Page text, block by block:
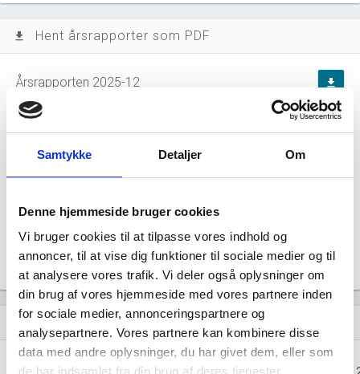
Samtykke Detaljer Om
Denne hjemmeside bruger cookies
Vi bruger cookies til at tilpasse vores indhold og
annoncer, til at vise dig funktioner til sociale medier og til
at analysere vores trafik. Vi deler også oplysninger om
din brug af vores hjemmeside med vores partnere inden
for sociale medier, annonceringspartnere og
analysepartnere. Vores partnere kan kombinere disse
data med andre oplysninger, du har givet dem, eller som
de har indsamlet fra din brug af deres tjenester.
file_download Hent årsrapporter som PDF
Årsrapporten 2025-12 file_download
Årsrapporten 2022-12
Årsrapporten 2021-12 file_download
Regnskaber
Resultat i 1000